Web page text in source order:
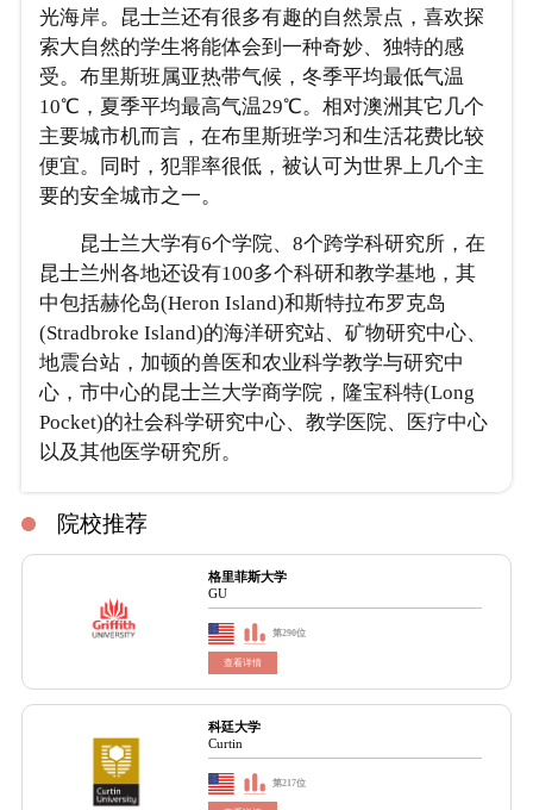
光海岸。昆士兰还有很多有趣的自然景点，喜欢探
索大自然的学生将能体会到一种奇妙、独特的感
受。布里斯班属亚热带气候，冬季平均最低气温
10℃，夏季平均最高气温29℃。相对澳洲其它几个
主要城市机而言，在布里斯班学习和生活花费比较
便宜。同时，犯罪率很低，被认可为世界上几个主
要的安全城市之一。
昆士兰大学有6个学院、8个跨学科研究所，在
昆士兰州各地还设有100多个科研和教学基地，其
中包括赫伦岛(Heron Island)和斯特拉布罗克岛
(Stradbroke Island)的海洋研究站、矿物研究中心、
地震台站，加顿的兽医和农业科学教学与研究中
心，市中心的昆士兰大学商学院，隆宝科特(Long
Pocket)的社会科学研究中心、教学医院、医疗中心
以及其他医学研究所。
院校推荐
格里菲斯大学
GU
第290位
查看详情
科廷大学
Curtin
第217位